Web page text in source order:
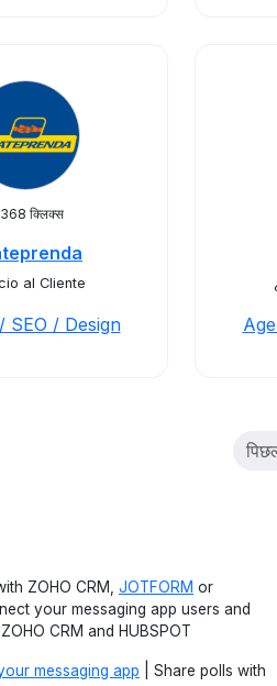
क्लिक्स
al Cliente
SEO / Design
ZOHO CRM, JOTFORM or
your messaging app users and
CRM and HUBSPOT
messaging app | Share polls with